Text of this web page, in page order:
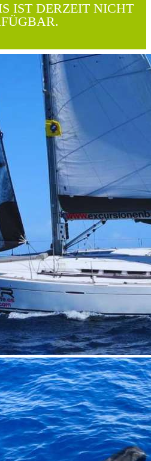
IST DERZEIT NICHT